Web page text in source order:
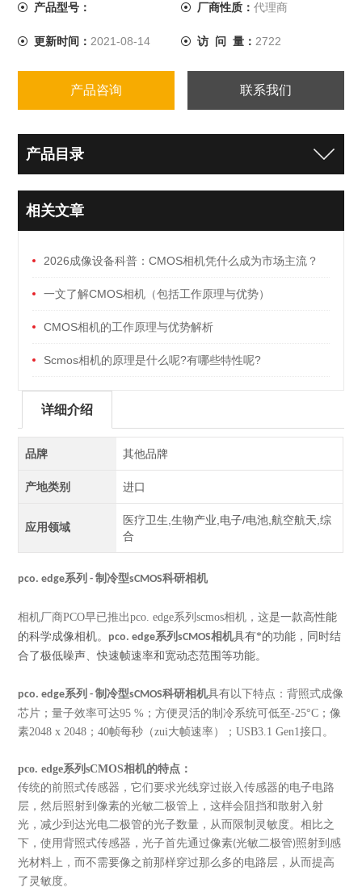
产品型号： 厂商性质： 代理商
更新时间： 2021-08-14 访 问 量： 2722
产品咨询 联系我们
产品目录
相关文章
2026成像设备科普：CMOS相机凭什么成为市场主流？
一文了解CMOS相机（包括工作原理与优势）
CMOS相机的工作原理与优势解析
Scmos相机的原理是什么呢?有哪些特性呢?
详细介绍
品牌 其他品牌
产地类别 进口
应用领域
医疗卫生,生物产业,电子/电池,航空航天,综
合
pco. edge系列 - 制冷型sCMOS科研相机
相机厂商PCO早已推出pco. edge系列scmos相机 ，这是一款高性能
的科学成像相机。 pco. edge系列sCMOS相机具有*的功能，同时结
合了极低噪声、快速帧速率和宽动态范围等功能。
pco. edge系列 - 制冷型sCMOS科研相机具有以下特点：背照式成像
芯片；量子效率可达95 %；方便灵活的制冷系统可低至-25°C；像
素2048 x 2048；40帧每秒（zui大帧速率）；USB3.1 Gen1接口。
pco. edge系列sCMOS相机的特点：
传统的前照式传感器 ，它们要求光线穿过嵌入传感器的电子电路
层，然后照射到像素的光敏二极管上 ，这样会 阻挡和散射入射
光，减少到达光电二极管的光子数量，从而限制灵敏度。相比之
下，使用背照式传感器 ，光子首先通过像素(光敏二极管)照射到感
光材料上，而不需要像之前那样穿过那么多的电路层，从而提高
了灵敏度。